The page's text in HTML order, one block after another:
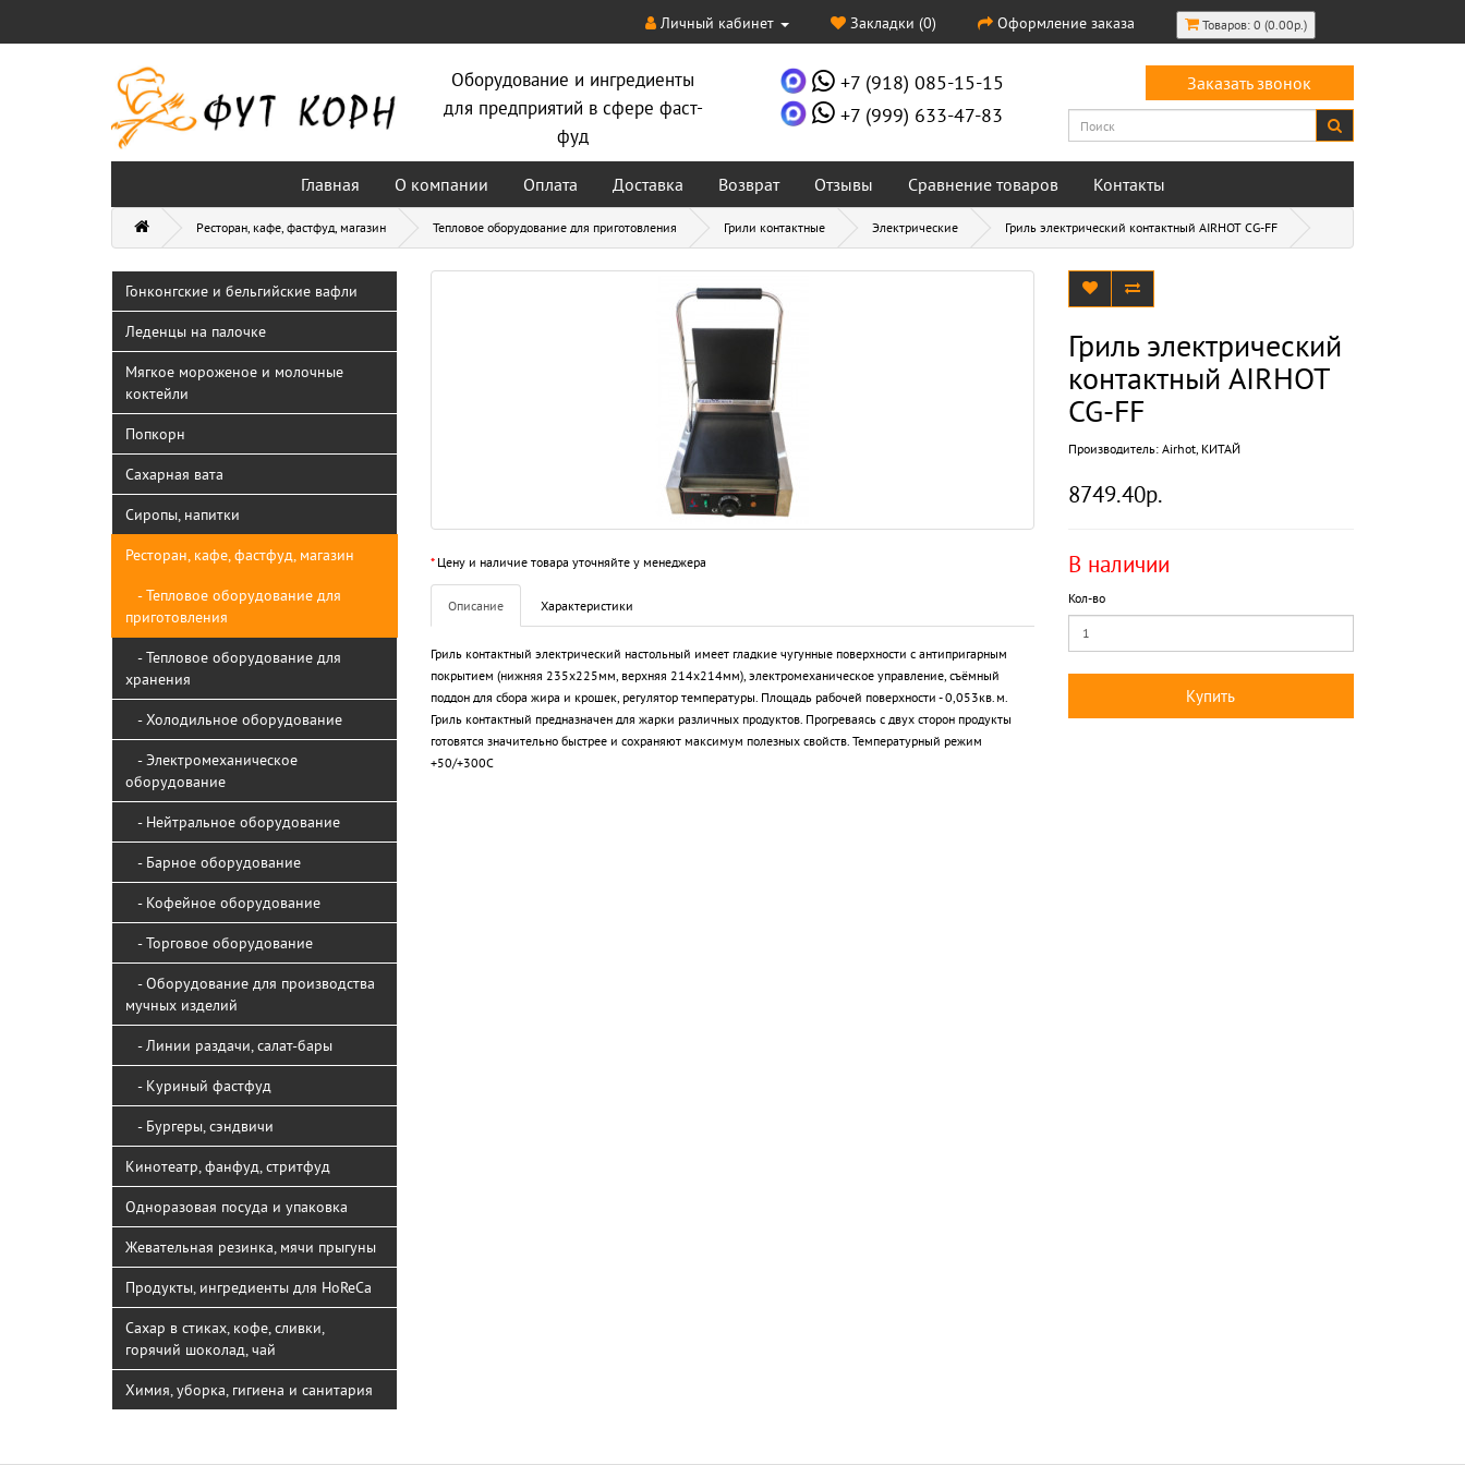
Личный кабинет Закладки (0) Оформление заказа Товаров: 0 (0.00р.)
Оборудование и ингредиенты
для предприятий в сфере фаст-
фуд
+7 (918) 085-15-15
+7 (999) 633-47-83
Заказать звонок
Главная О компании Оплата Доставка Возврат Отзывы Сравнение товаров Контакты
Ресторан, кафе, фастфуд, магазин Тепловое оборудование для приготовления Грили контактные Электрические Гриль электрический контактный AIRHOT CG-FF
Гонконгские и бельгийские вафли
Леденцы на палочке
Мягкое мороженое и молочные
коктейли
Попкорн
Сахарная вата
Сиропы, напитки
Ресторан, кафе, фастфуд, магазин
- Тепловое оборудование для
приготовления
- Тепловое оборудование для
хранения
- Холодильное оборудование
- Электромеханическое
оборудование
- Нейтральное оборудование
- Барное оборудование
- Кофейное оборудование
- Торговое оборудование
- Оборудование для производства
мучных изделий
- Линии раздачи, салат-бары
- Куриный фастфуд
- Бургеры, сэндвичи
Кинотеатр, фанфуд, стритфуд
Одноразовая посуда и упаковка
Жевательная резинка, мячи прыгуны
Продукты, ингредиенты для HoReCa
Сахар в стиках, кофе, сливки,
горячий шоколад, чай
Химия, уборка, гигиена и санитария
*Цену и наличие товара уточняйте у менеджера
Гриль электрический
контактный AIRHOT
CG-FF
Производитель: Airhot, КИТАЙ
8749.40р.
В наличии
Кол-во
Купить
Описание Характеристики
Гриль контактный электрический настольный имеет гладкие чугунные поверхности с антипригарным
покрытием (нижняя 235х225мм, верхняя 214х214мм), электромеханическое управление, съёмный
поддон для сбора жира и крошек, регулятор температуры. Площадь рабочей поверхности - 0,053кв.м.
Гриль контактный предназначен для жарки различных продуктов. Прогреваясь с двух сторон продукты
готовятся значительно быстрее и сохраняют максимум полезных свойств. Температурный режим
+50/+300С